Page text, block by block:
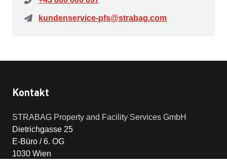
kundenservice-pfs@strabag.com
Kontakt
STRABAG Property and Facility Services GmbH
Dietrichgasse 25
E-Büro / 6. OG
1030 Wien